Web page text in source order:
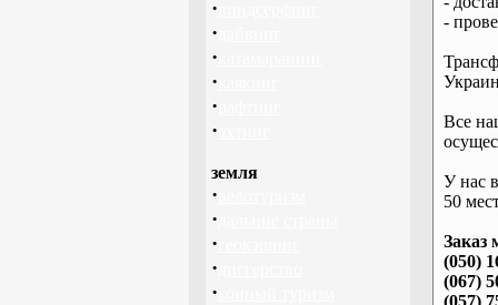
·
·
·
·
·
·
земля
·
·
·
·
·
-
Все
У нас
50
Заказ
(050)
(067)
(057)